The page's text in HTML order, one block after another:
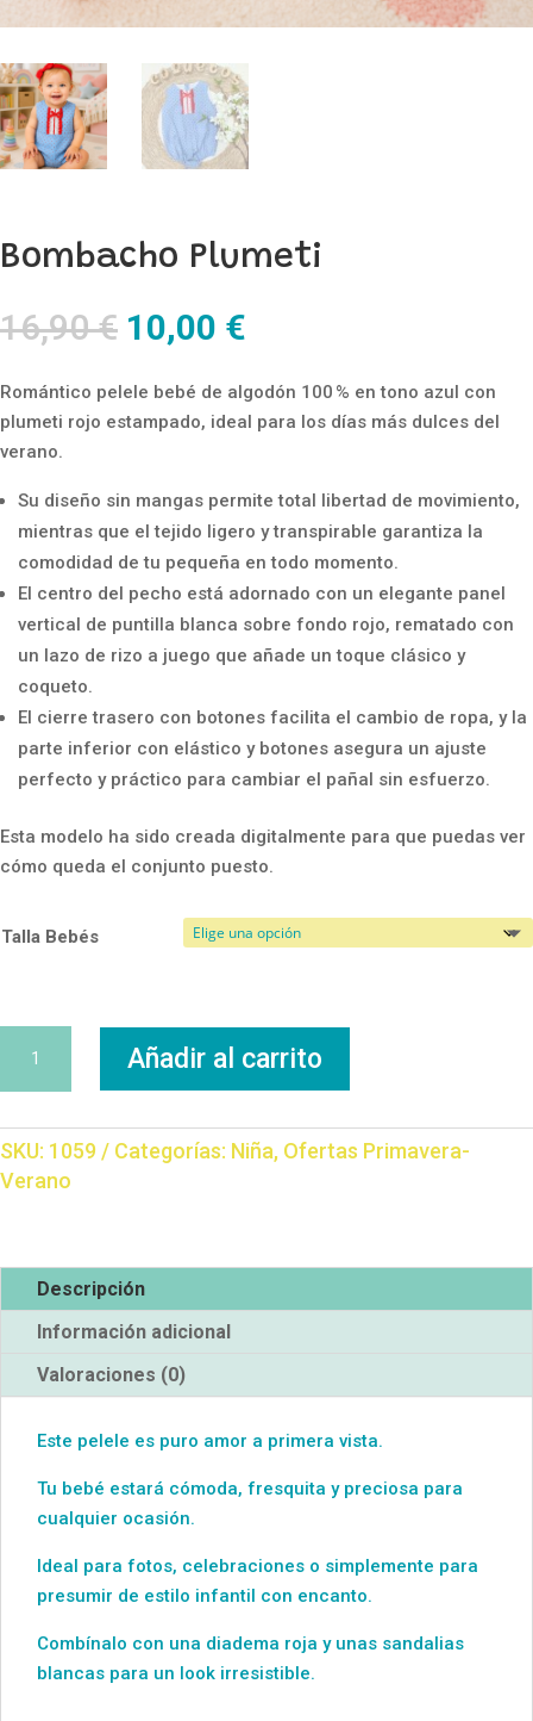
Bombacho Plumeti
16,90€ El
precio
original
era:
16,90 €.
10,00 €
actual
es:
10,00 €.
Romántico pelele bebé de algodón 100 % en tono azul con
plumeti rojo estampado, ideal para los días más dulces del
verano.
Su diseño sin mangas permite total libertad de movimiento,
mientras que el tejido ligero y transpirable garantiza la
comodidad de tu pequeña en todo momento.
El centro del pecho está adornado con un elegante panel
vertical de puntilla blanca sobre fondo rojo, rematado con
un lazo de rizo a juego que añade un toque clásico y
coqueto.
El cierre trasero con botones facilita el cambio de ropa, y la
parte inferior con elástico y botones asegura un ajuste
perfecto y práctico para cambiar el pañal sin esfuerzo.
Esta modelo ha sido creada digitalmente para que puedas ver
cómo queda el conjunto puesto.
Talla Bebés
Plumeti
cantidad
Añadir al carrito
SKU: 1059 Categorías: Niña, Ofertas Primavera-
Verano
Descripción
Información adicional
Valoraciones (0)
Este pelele es puro amor a primera vista.
Tu bebé estará cómoda, fresquita y preciosa para
cualquier ocasión.
Ideal para fotos, celebraciones o simplemente para
presumir de estilo infantil con encanto.
Combínalo con una diadema roja y unas sandalias
blancas para un look irresistible.